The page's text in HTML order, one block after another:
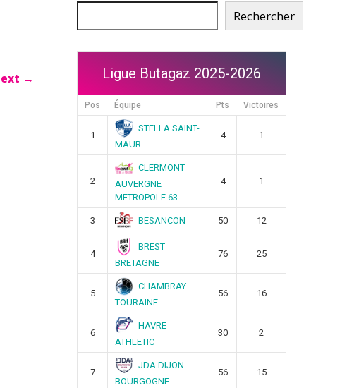
→
Rechercher
Ligue Butagaz 2025-2026
Pos Équipe Pts Victoires
1
STELLA SAINT-
MAUR
4 1
2
CLERMONT
AUVERGNE
METROPOLE 63
4 1
3 BESANCON 50 12
4
BREST
BRETAGNE
76 25
5
CHAMBRAY
TOURAINE
56 16
6
HAVRE
ATHLETIC
30 2
7
JDA DIJON
BOURGOGNE
56 15